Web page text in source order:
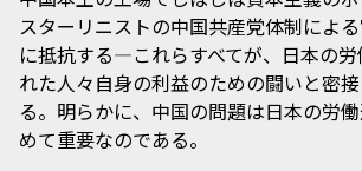
スターリニストの中国共産党体制によ
に抵抗する―これらすべてが、日本の
れた人々自身の利益のための闘いと密
る。明らかに、中国の問題は日本の労
めて重要なのである。